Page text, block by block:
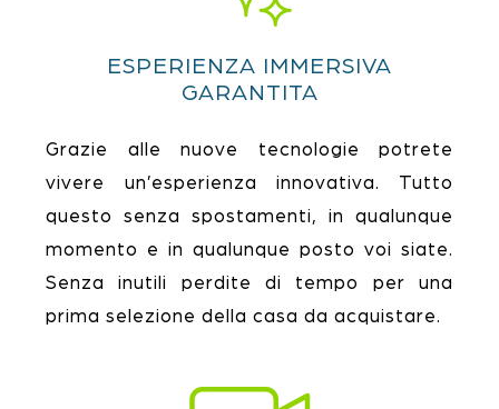
ESPERIENZA IMMERSIVA
GARANTITA
Grazie alle nuove tecnologie potrete
vivere un’esperienza innovativa. Tutto
questo senza spostamenti, in qualunque
momento e in qualunque posto voi siate.
Senza inutili perdite di tempo per una
prima selezione della casa da acquistare.